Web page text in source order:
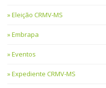
Eleição CRMV-MS
Embrapa
Eventos
Expediente CRMV-MS